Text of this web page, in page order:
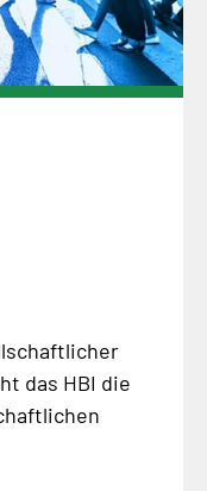
das HBI die